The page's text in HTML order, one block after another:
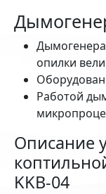
опилки
Работой
Описание
KKB-04